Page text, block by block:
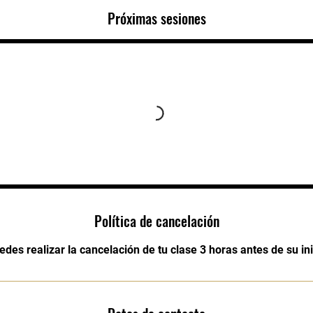
Próximas sesiones
Política de cancelación
realizar la cancelación de tu clase 3 horas antes de su